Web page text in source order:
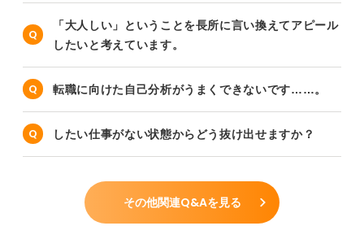
「大人しい」ということを長所に言い換えてアピール
したいと考えています。
転職に向けた自己分析がうまくできないです……。
したい仕事がない状態からどう抜け出せますか？
その他関連Q&Aを見る